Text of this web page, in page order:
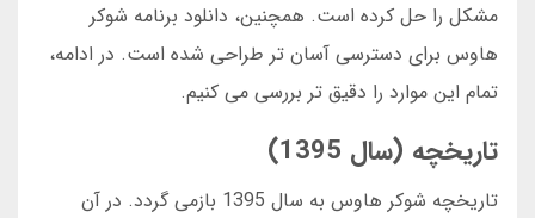
مشکل را حل کرده است. همچنین، دانلود برنامه شوکر
هاوس برای دسترسی آسان تر طراحی شده است. در ادامه،
تمام این موارد را دقیق تر بررسی می کنیم.
تاریخچه (سال 1395)
تاریخچه شوکر هاوس به سال 1395 بازمی گردد. در آن